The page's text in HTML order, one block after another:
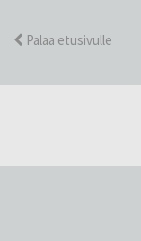
Palaa etusivulle